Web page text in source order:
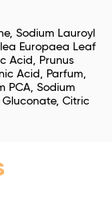
Sodium Lauroyl
Europaea Leaf
Acid, Prunus
Acid, Parfum,
PCA, Sodium
Gluconate, Citric